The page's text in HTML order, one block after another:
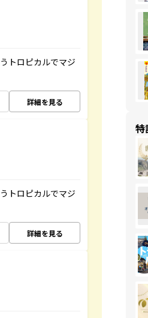
トロピカルでマジ
詳細を見る
トロピカルでマジ
詳細を見る
特